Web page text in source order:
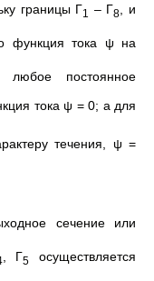
границы Г1 – Г8, и
функция тока ψ на
любое постоянное
тока ψ = 0; а для
течения, ψ =
сечение или
, Г5 осуществляется